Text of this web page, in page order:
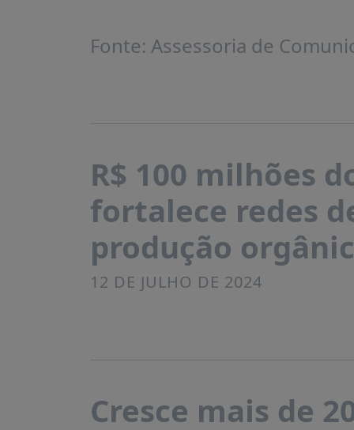
Fonte: Assessoria de
R$ 100 milhões
fortalece redes
produção
12 DE JULHO DE 2024
Cresce mais de